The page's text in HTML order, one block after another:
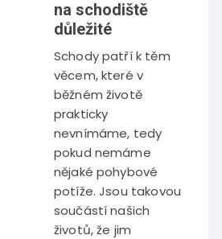
na schodiště
důležité
Schody patří k těm
věcem, které v
běžném životě
prakticky
nevnímáme, tedy
pokud nemáme
nějaké pohybové
potíže. Jsou takovou
součástí našich
životů, že jim